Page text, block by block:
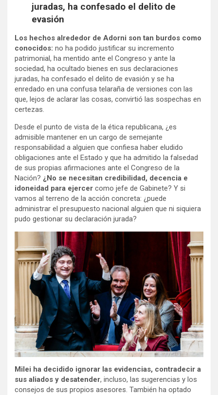
juradas, ha confesado el delito de
evasión
Los hechos alrededor de Adorni son tan burdos como
conocidos: no ha podido justificar su incremento
patrimonial, ha mentido ante el Congreso y ante la
sociedad, ha ocultado bienes en sus declaraciones
juradas, ha confesado el delito de evasión y se ha
enredado en una confusa telaraña de versiones con las
que, lejos de aclarar las cosas, convirtió las sospechas en
certezas.
Desde el punto de vista de la ética republicana, ¿es
admisible mantener en un cargo de semejante
responsabilidad a alguien que confiesa haber eludido
obligaciones ante el Estado y que ha admitido la falsedad
de sus propias afirmaciones ante el Congreso de la
Nación? ¿No se necesitan credibilidad, decencia e
idoneidad para ejercer como jefe de Gabinete? Y si
vamos al terreno de la acción concreta: ¿puede
administrar el presupuesto nacional alguien que ni siquiera
pudo gestionar su declaración jurada?
Milei ha decidido ignorar las evidencias, contradecir a
sus aliados y desatender, incluso, las sugerencias y los
consejos de sus propios asesores. También ha optado